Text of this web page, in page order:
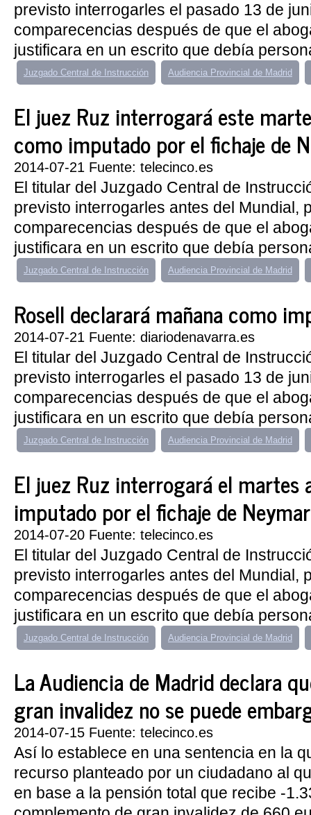
previsto interrogarles el pasado 13 de
comparecencias después de que el
justificara en un escrito que debía
Juzgado Central de Instrucción Audiencia Provincial de Madrid
El juez Ruz interrogará este
como imputado por el fichaje de
2014-07-21 Fuente: telecinco.es
El titular del Juzgado Central de
previsto interrogarles antes del Mundial,
comparecencias después de que el
justificara en un escrito que debía
Juzgado Central de Instrucción Audiencia Provincial de Madrid
Rosell declarará mañana como
2014-07-21 Fuente: diariodenavarra.es
El titular del Juzgado Central de
previsto interrogarles el pasado 13 de
comparecencias después de que el
justificara en un escrito que debía
Juzgado Central de Instrucción Audiencia Provincial de Madrid
El juez Ruz interrogará el martes
imputado por el fichaje de Neymar
2014-07-20 Fuente: telecinco.es
El titular del Juzgado Central de
previsto interrogarles antes del Mundial,
comparecencias después de que el
justificara en un escrito que debía
Juzgado Central de Instrucción Audiencia Provincial de Madrid
La Audiencia de Madrid declara
gran invalidez no se puede
2014-07-15 Fuente: telecinco.es
Así lo establece en una sentencia en la
recurso planteado por un ciudadano al
en base a la pensión total que recibe -